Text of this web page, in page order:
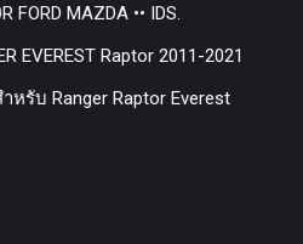
FORD MAZDA •• IDS.
EVEREST Raptor 2011-2021
หรับ Ranger Raptor Everest